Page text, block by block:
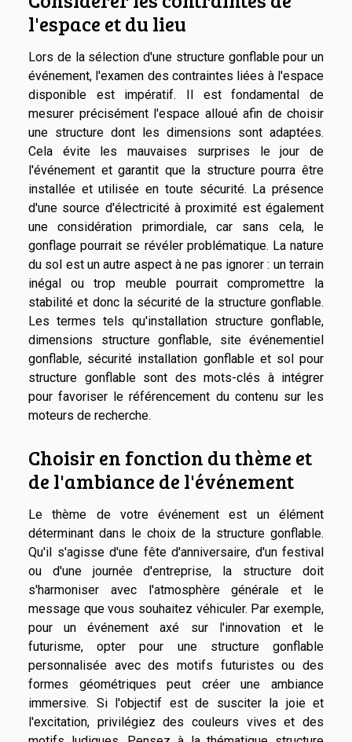
l'espace et du lieu
Lors de la sélection d'une structure gonflable pour un
événement, l'examen des contraintes liées à l'espace
disponible est impératif. Il est fondamental de
mesurer précisément l'espace alloué afin de choisir
une structure dont les dimensions sont adaptées.
Cela évite les mauvaises surprises le jour de
l'événement et garantit que la structure pourra être
installée et utilisée en toute sécurité. La présence
d'une source d'électricité à proximité est également
une considération primordiale, car sans cela, le
gonflage pourrait se révéler problématique. La nature
du sol est un autre aspect à ne pas ignorer : un terrain
inégal ou trop meuble pourrait compromettre la
stabilité et donc la sécurité de la structure gonflable.
Les termes tels qu'installation structure gonflable,
dimensions structure gonflable, site événementiel
gonflable, sécurité installation gonflable et sol pour
structure gonflable sont des mots-clés à intégrer
pour favoriser le référencement du contenu sur les
moteurs de recherche.
Choisir en fonction du thème et
de l'ambiance de l'événement
Le thème de votre événement est un élément
déterminant dans le choix de la structure gonflable.
Qu'il s'agisse d'une fête d'anniversaire, d'un festival
ou d'une journée d'entreprise, la structure doit
s'harmoniser avec l'atmosphère générale et le
message que vous souhaitez véhiculer. Par exemple,
pour un événement axé sur l'innovation et le
futurisme, opter pour une structure gonflable
personnalisée avec des motifs futuristes ou des
formes géométriques peut créer une ambiance
immersive. Si l'objectif est de susciter la joie et
l'excitation, privilégiez des couleurs vives et des